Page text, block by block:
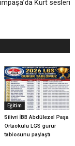
Kurt sesleri
Eğitim
Silivri İBB Abdülezel Paşa
Ortaokulu LGS gurur
tablosunu paylaştı